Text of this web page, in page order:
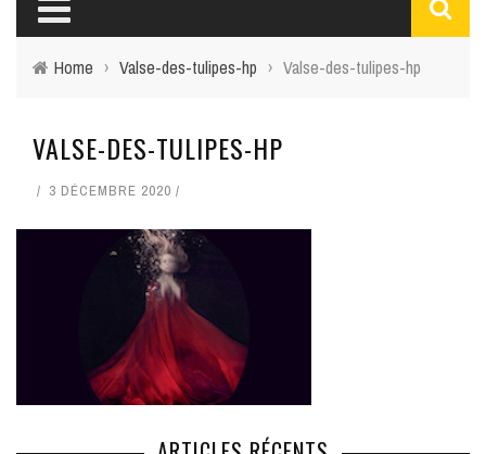
Home › Valse-des-tulipes-hp › Valse-des-tulipes-hp
VALSE-DES-TULIPES-HP
3 DÉCEMBRE 2020